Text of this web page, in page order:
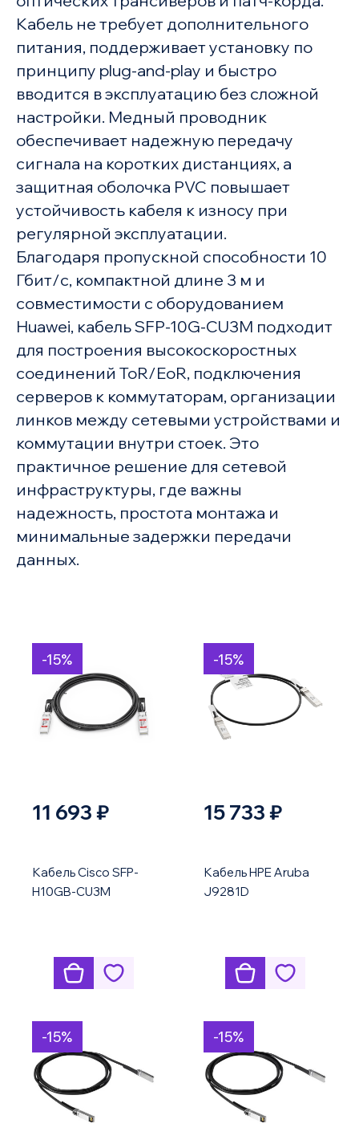
Кабель не требует дополнительного
питания, поддерживает установку по
принципу plug-and-play и быстро
вводится в эксплуатацию без сложной
настройки. Медный проводник
обеспечивает надежную передачу
сигнала на коротких дистанциях, а
защитная оболочка PVC повышает
устойчивость кабеля к износу при
регулярной эксплуатации.
Благодаря пропускной способности 10
Гбит/с, компактной длине 3 м и
совместимости с оборудованием
Huawei, кабель SFP-10G-CU3M подходит
для построения высокоскоростных
соединений ToR/EoR, подключения
серверов к коммутаторам, организации
линков между сетевыми устройствами и
коммутации внутри стоек. Это
практичное решение для сетевой
инфраструктуры, где важны
надежность, простота монтажа и
минимальные задержки передачи
данных.
-15%
11 693 ₽
Кабель Cisco SFP-
H10GB-CU3M
-15%
15 733 ₽
Кабель HPE Aruba
J9281D
-15% -15%